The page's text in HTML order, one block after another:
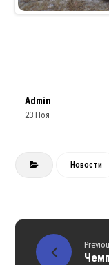
Admin
23 Ноя
Новости